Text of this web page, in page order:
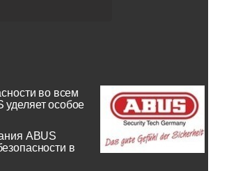
во всем
особое
ABUS
в